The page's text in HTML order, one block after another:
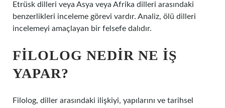
Etrüsk dilleri veya Asya veya Afrika dilleri arasındaki
benzerlikleri inceleme görevi vardır. Analiz, ölü dilleri
incelemeyi amaçlayan bir felsefe dalıdır.
FILOLOG NEDIR NE IŞ
YAPAR?
Filolog, diller arasındaki ilişkiyi, yapılarını ve tarihsel